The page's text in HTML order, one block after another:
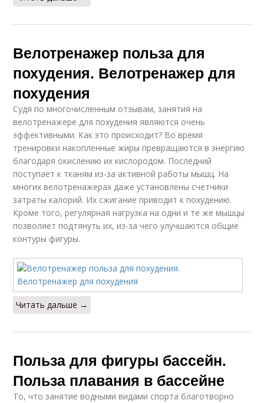
Велотренажер польза для
похудения. Велотренажер для
похудения
Судя по многочисленным отзывам, занятия на
велотренажере для похудения являются очень
эффективными. Как это происходит? Во время
тренировки накопленные жиры превращаются в энергию
благодаря окислению их кислородом. Последний
поступает к тканям из-за активной работы мышц. На
многих велотренажерах даже установлены счетчики
затраты калорий. Их сжигание приводит к похудению.
Кроме того, регулярная нагрузка на одни и те же мышцы
позволяет подтянуть их, из-за чего улучшаются общие
контуры фигуры.
Читать дальше →
Польза для фигуры бассейн.
Польза плавания в бассейне
То, что занятие водными видами спорта благотворно